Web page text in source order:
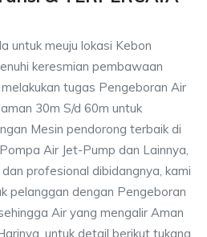
untuk meuju lokasi Kebon
keresmian pembawaan
tugas Pengeboran Air
30m S/d 60m untuk
Mesin pendorong terbaik di
Air Jet-Pump dan Lainnya,
profesional dibidangnya, kami
pelanggan dengan Pengeboran
Air yang mengalir Aman
untuk detail berikut tukang